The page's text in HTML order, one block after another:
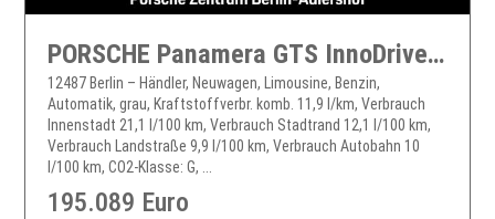
PORSCHE Panamera GTS InnoDrive HA-Lenkung Head-Up
12487 Berlin – Händler, Neuwagen, Limousine, Benzin,
Automatik, grau, Kraftstoffverbr. komb. 11,9 l/km, Verbrauch
Innenstadt 21,1 l/100 km, Verbrauch Stadtrand 12,1 l/100 km,
Verbrauch Landstraße 9,9 l/100 km, Verbrauch Autobahn 10
l/100 km, CO2-Klasse: G, ...
195.089 Euro